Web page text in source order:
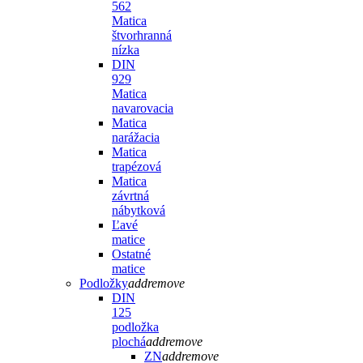
562
Matica
štvorhranná
nízka
DIN
929
Matica
navarovacia
Matica
narážacia
Matica
trapézová
Matica
závrtná
nábytková
Ľavé
matice
Ostatné
matice
Podložkyaddremove
DIN
125
podložka
plocháaddremove
ZNaddremove